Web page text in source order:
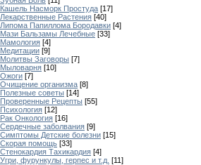
Кашель Насморк Простуда [17]
Лекарственные Растения [40]
Липома Папиллома Бородавки [4]
Мази Бальзамы Лечебные [33]
Мамология [4]
Медитации [9]
Молитвы Заговоры [7]
Мыловарня [10]
Ожоги [7]
Очищение организма [8]
Полезные советы [14]
Проверенные Рецепты [55]
Психология [12]
Рак Онкология [16]
Сердечные заболвания [9]
Симптомы Детские болезни [15]
Скорая помощь [33]
Стенокардия Тахикардия [4]
Угри, фурункулы, герпес и т.д. [11]